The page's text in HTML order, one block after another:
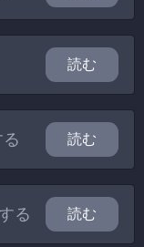
読む
読む
る 読む